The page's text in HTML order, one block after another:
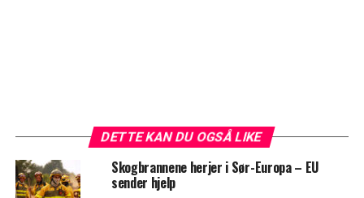
DETTE KAN DU OGSÅ LIKE
Skogbrannene herjer i Sør-Europa – EU
sender hjelp